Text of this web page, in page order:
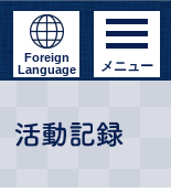
Foreign
Language
メニュー